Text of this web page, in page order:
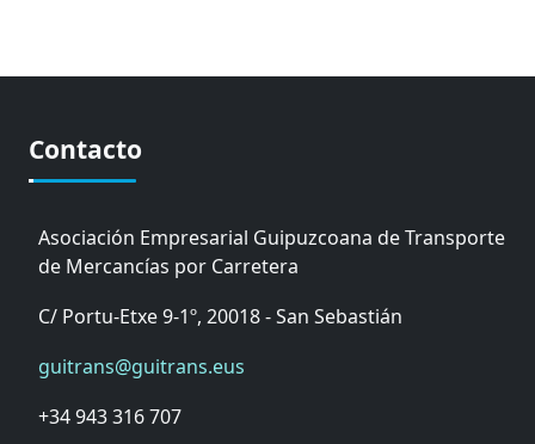
Contacto
Asociación Empresarial Guipuzcoana de Transporte
de Mercancías por Carretera
C/ Portu-Etxe 9-1º, 20018 - San Sebastián
guitrans@guitrans.eus
+34 943 316 707